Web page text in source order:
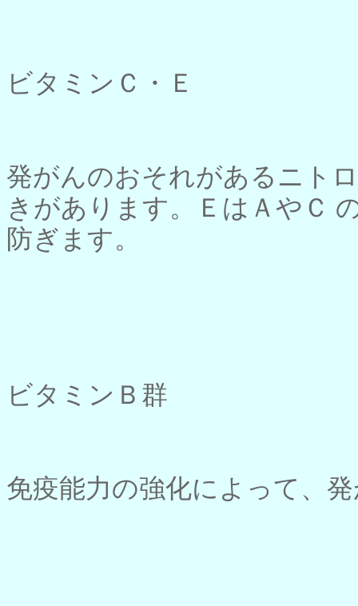
ビタミンＣ・Ｅ
発がんのおそれがあるニト
きがあります。ＥはＡやＣ
防ぎます。
ビタミンＢ群
免疫能力の強化によって、